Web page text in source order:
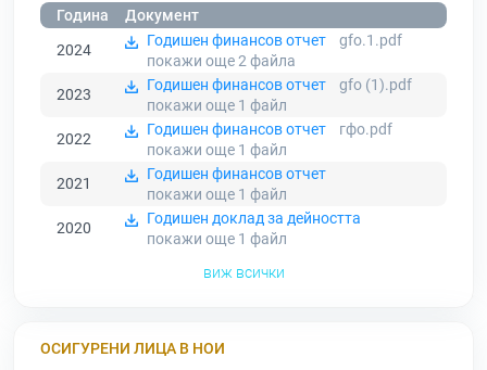
Година
Документ
2024
Годишен финансов отчет
gfo.1.pdf
покажи още 2файла
2023
Годишен финансов отчет
gfo (1).pdf
покажи още 1 файл
2022
Годишен финансов отчет
гфо.pdf
покажи още 1 файл
2021
Годишен финансов отчет
покажи още 1 файл
2020
Годишен доклад за дейността
покажи още 1 файл
виж всички
ОСИГУРЕНИ ЛИЦА В НОИ